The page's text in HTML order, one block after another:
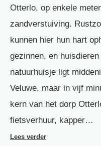
Otterlo, op enkele
zandverstuiving.
kunnen hier hun hart
gezinnen, en
natuurhuisje ligt
Veluwe, maar in vijf
kern van het dorp
fietsverhuur, kapper…
Lees verder